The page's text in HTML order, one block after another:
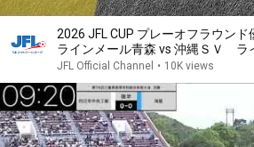
2026 JFL CUP プレーオフラウン
ラインメール青森 vs 沖縄ＳＶ ラ
JFL Official Channel • 10K views